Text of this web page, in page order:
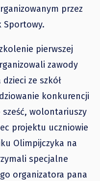
przez
Sportowy.
pierwszej
zawody
ze szkół
konkurencji
sześć, wolontariuszy
projektu uczniowie
Olimpijczyka na
specjalne
organizatora pana